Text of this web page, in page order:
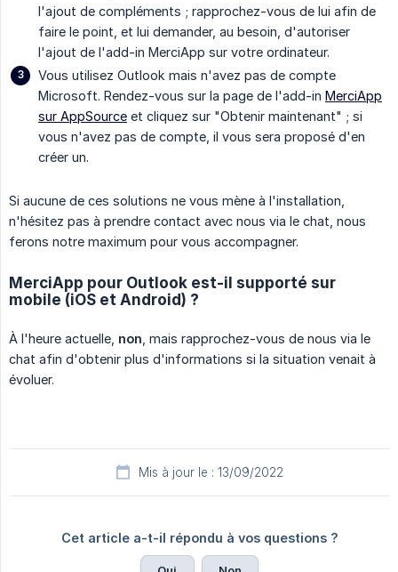
l'ajout de compléments ; rapprochez-vous de lui afin de
faire le point, et lui demander, au besoin, d'autoriser
l'ajout de l'add-in MerciApp sur votre ordinateur.
Vous utilisez Outlook mais n'avez pas de compte
Microsoft. Rendez-vous sur la page de l'add-in MerciApp
sur AppSource et cliquez sur "Obtenir maintenant" ; si
vous n'avez pas de compte, il vous sera proposé d'en
créer un.
Si aucune de ces solutions ne vous mène à l'installation,
n'hésitez pas à prendre contact avec nous via le chat, nous
ferons notre maximum pour vous accompagner.
MerciApp pour Outlook est-il supporté sur
mobile (iOS et Android) ?
À l'heure actuelle, non , mais rapprochez-vous de nous via le
chat afin d'obtenir plus d'informations si la situation venait à
évoluer.
Mis à jour le : 13/09/2022
Cet article a-t-il répondu à vos questions ?